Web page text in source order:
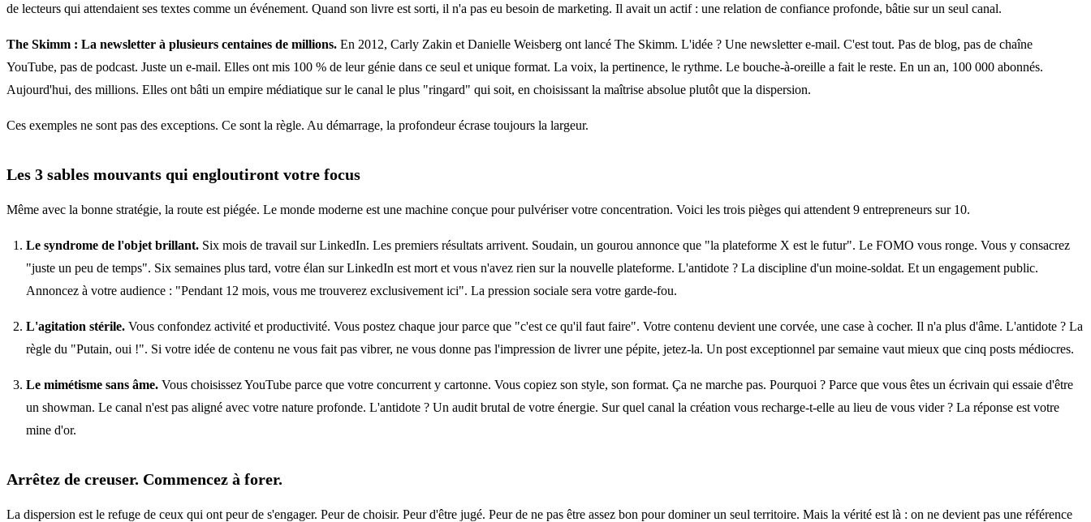
de lecteurs qui attendaient ses textes comme un événement. Quand son livre est sorti, il n'a pas eu besoin de marketing. Il avait un actif : une relation de confiance profonde, bâtie sur un seul canal.
The Skimm : La newsletter à plusieurs centaines de millions. En 2012, Carly Zakin et Danielle Weisberg ont lancé The Skimm. L'idée ? Une newsletter e-mail. C'est tout. Pas de blog, pas de chaîne
YouTube, pas de podcast. Juste un e-mail. Elles ont mis 100 % de leur génie dans ce seul et unique format. La voix, la pertinence, le rythme. Le bouche-à-oreille a fait le reste. En un an, 100 000 abonnés.
Aujourd'hui, des millions. Elles ont bâti un empire médiatique sur le canal le plus "ringard" qui soit, en choisissant la maîtrise absolue plutôt que la dispersion.
Ces exemples ne sont pas des exceptions. Ce sont la règle. Au démarrage, la profondeur écrase toujours la largeur.
Les 3 sables mouvants qui engloutiront votre focus
Même avec la bonne stratégie, la route est piégée. Le monde moderne est une machine conçue pour pulvériser votre concentration. Voici les trois pièges qui attendent 9 entrepreneurs sur 10.
Le syndrome de l'objet brillant. Six mois de travail sur LinkedIn. Les premiers résultats arrivent. Soudain, un gourou annonce que "la plateforme X est le futur". Le FOMO vous ronge. Vous y consacrez
"juste un peu de temps". Six semaines plus tard, votre élan sur LinkedIn est mort et vous n'avez rien sur la nouvelle plateforme. L'antidote ? La discipline d'un moine-soldat. Et un engagement public.
Annoncez à votre audience : "Pendant 12 mois, vous me trouverez exclusivement ici". La pression sociale sera votre garde-fou.
L'agitation stérile. Vous confondez activité et productivité. Vous postez chaque jour parce que "c'est ce qu'il faut faire". Votre contenu devient une corvée, une case à cocher. Il n'a plus d'âme. L'antidote ? La
règle du "Putain, oui !". Si votre idée de contenu ne vous fait pas vibrer, ne vous donne pas l'impression de livrer une pépite, jetez-la. Un post exceptionnel par semaine vaut mieux que cinq posts médiocres.
Le mimétisme sans âme. Vous choisissez YouTube parce que votre concurrent y cartonne. Vous copiez son style, son format. Ça ne marche pas. Pourquoi ? Parce que vous êtes un écrivain qui essaie d'être
un showman. Le canal n'est pas aligné avec votre nature profonde. L'antidote ? Un audit brutal de votre énergie. Sur quel canal la création vous recharge-t-elle au lieu de vous vider ? La réponse est votre
mine d'or.
Arrêtez de creuser. Commencez à forer.
La dispersion est le refuge de ceux qui ont peur de s'engager. Peur de choisir. Peur d'être jugé. Peur de ne pas être assez bon pour dominer un seul territoire. Mais la vérité est là : on ne devient pas une référence